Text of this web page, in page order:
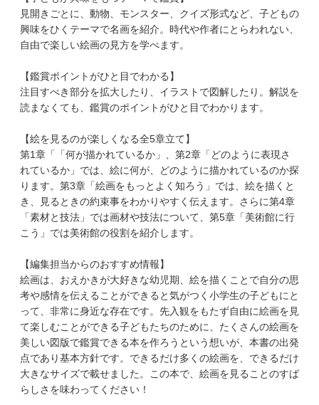
見開きごとに、動物、モンスター、クイズ形式など、子どもの
興味をひくテーマで名画を紹介。時代や作者にとらわれない、
自由で楽しい絵画の見方を学べます。
【鑑賞ポイントがひと目でわかる】
注目すべき部分を拡大したり、イラストで図解したり。解説を
読まなくても、鑑賞のポイントがひと目でわかります。
【絵を見るのが楽しくなる全5章立て】
第1章「「何が描かれているか」、第2章「どのように表現さ
れているか」では、絵に何が、どのように描かれているのか探
ります。第3章「絵画をもっとよく知ろう」では、絵を描くと
き、見るときの約束事をわかりやすく伝えます。さらに第4章
「素材と技法」では画材や技法について、第5章「美術館に行
こう」では美術館の役割を紹介します。
【編集担当からのおすすめ情報】
絵画は、おえかきが大好きな幼児期、絵を描くことで自分の思
考や感情を伝えることができると気がつく小学生の子どもにと
って、非常に身近な存在です。先入観をもたず自由に絵画を見
て楽しむことができる子どもたちのために、たくさんの絵画を
美しい図版で鑑賞できる本を作ろうという想いが、本書の出発
点であり基本方針です。できるだけ多くの絵画を、できるだけ
大きなサイズで載せました。この本で、絵画を見ることのすば
らしさを味わってください！